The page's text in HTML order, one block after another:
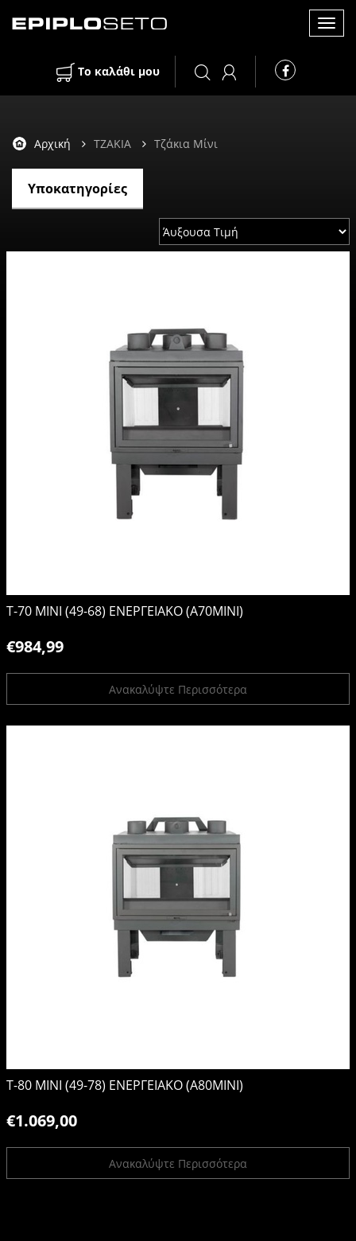
Το καλάθι μου
Αρχική ΤΖΑΚΙΑ Τζάκια Μίνι
Υποκατηγορίες
Τ-70 ΜΙΝΙ (49-68) ΕΝΕΡΓΕΙΑΚΟ (A70MINI)
€984,99
Ανακαλύψτε Περισσότερα
T-80 ΜΙΝΙ (49-78) ΕΝΕΡΓΕΙΑΚΟ (A80MINI)
€1.069,00
Ανακαλύψτε Περισσότερα